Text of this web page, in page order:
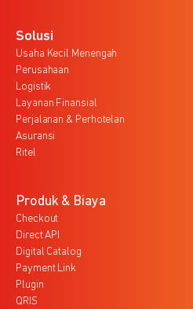
Solusi
Usaha Kecil Menengah
Perusahaan
Logistik
Layanan Finansial
Perjalanan & Perhotelan
Asuransi
Ritel
Produk & Biaya
Checkout
Direct API
Digital Catalog
Payment Link
Plugin
QRIS